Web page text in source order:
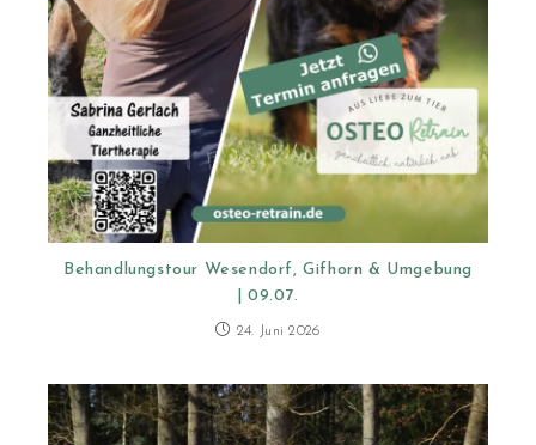
Behandlungstour Wesendorf, Gifhorn & Umgebung
| 09.07.
24. Juni 2026